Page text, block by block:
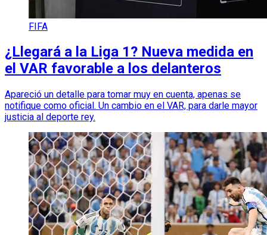
FIFA
¿Llegará a la Liga 1? Nueva medida en
el VAR favorable a los delanteros
Apareció un detalle para tomar muy en cuenta, apenas se
notifique como oficial. Un cambio en el VAR, para darle mayor
justicia al deporte rey.